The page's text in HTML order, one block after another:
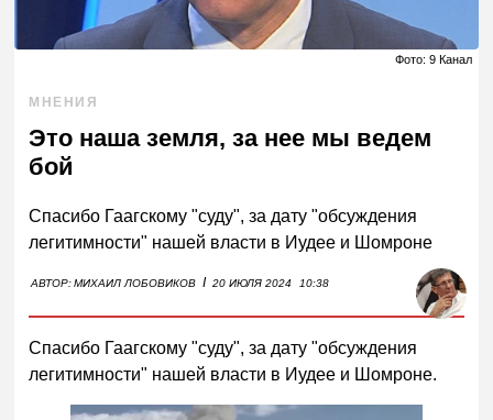
Фото: 9 Канал
МНЕНИЯ
Это наша земля, за нее мы ведем
бой
Спасибо Гаагскому "суду", за дату "обсуждения
легитимности" нашей власти в Иудее и Шомроне
АВТОР:МИХАИЛ ЛОБОВИКОВ I 20 ИЮЛЯ 2024 10:38
Спасибо Гаагскому "суду", за дату "обсуждения
легитимности" нашей власти в Иудее и Шомроне.